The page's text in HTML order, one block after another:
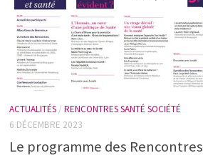
ACTUALITÉS / RENCONTRES SANTÉ SOCIÉTÉ
6 DÉCEMBRE 2023
Le programme des Rencontres